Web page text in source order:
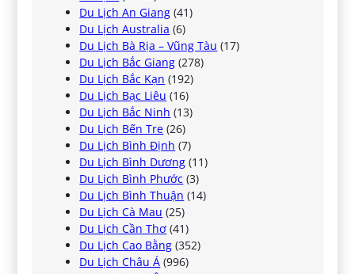
Du Lịch An Giang (41)
Du Lịch Australia (6)
Du Lịch Bà Rịa – Vũng Tàu (17)
Du Lịch Bắc Giang (278)
Du Lịch Bắc Kạn (192)
Du Lịch Bạc Liêu (16)
Du Lịch Bắc Ninh (13)
Du Lịch Bến Tre (26)
Du Lịch Bình Định (7)
Du Lịch Bình Dương (11)
Du Lịch Bình Phước (3)
Du Lịch Bình Thuận (14)
Du Lịch Cà Mau (25)
Du Lịch Cần Thơ (41)
Du Lịch Cao Bằng (352)
Du Lịch Châu Á (996)